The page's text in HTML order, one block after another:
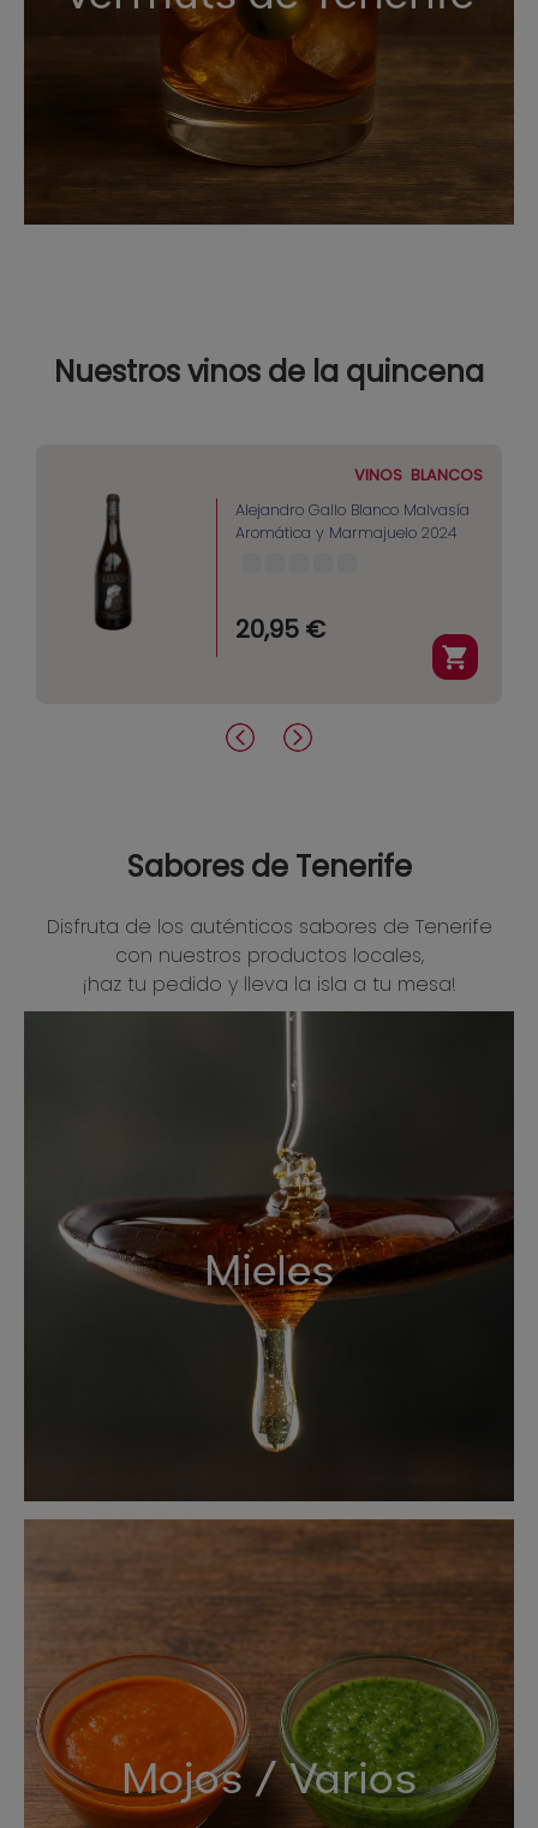
Nuestros vinos de la quincena
VINOS BLANCOS
Alejandro Gallo Blanco Malvasía
Aromática y Marmajuelo 2024
20,95 €
Sabores de Tenerife
Disfruta de los auténticos sabores de Tenerife
con nuestros productos locales,
¡haz tu pedido y lleva la isla a tu mesa!
Mieles
Mojos / Varios